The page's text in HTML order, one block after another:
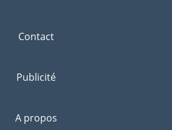
Contact
Publicité
A propos